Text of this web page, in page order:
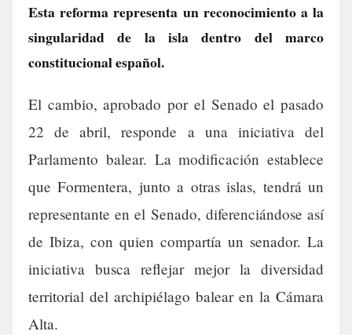
Esta reforma representa un reconocimiento a la
singularidad de la isla dentro del marco
constitucional español.
El cambio, aprobado por el Senado el pasado
22 de abril, responde a una iniciativa del
Parlamento balear. La modificación establece
que Formentera, junto a otras islas, tendrá un
representante en el Senado, diferenciándose así
de Ibiza, con quien compartía un senador. La
iniciativa busca reflejar mejor la diversidad
territorial del archipiélago balear en la Cámara
Alta.